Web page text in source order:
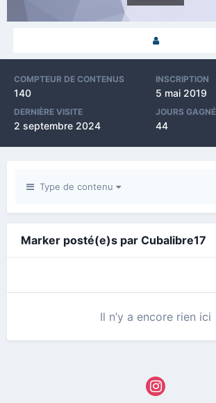
COMPTEUR DE CONTENUS
140
INSCRIPTION
5 mai 2019
DERNIÈRE VISITE
2 septembre 2024
JOURS
44
Type de contenu
Marker posté(e)s par Cubalibre17
Il n’y a encore rien ici